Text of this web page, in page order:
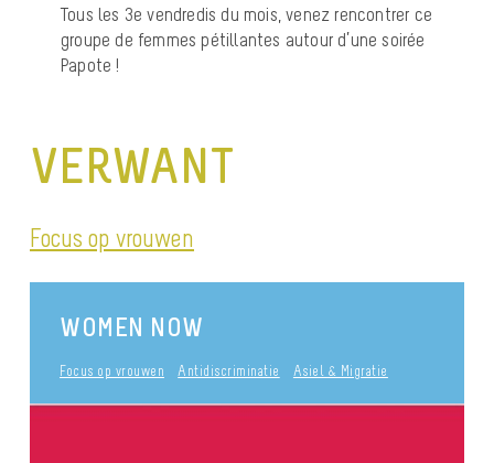
Tous les 3e vendredis du mois, venez rencontrer ce
groupe de femmes pétillantes autour d’une soirée
Papote !
VERWANT
Focus op vrouwen
WOMEN NOW
Focus op vrouwen Antidiscriminatie Asiel & Migratie